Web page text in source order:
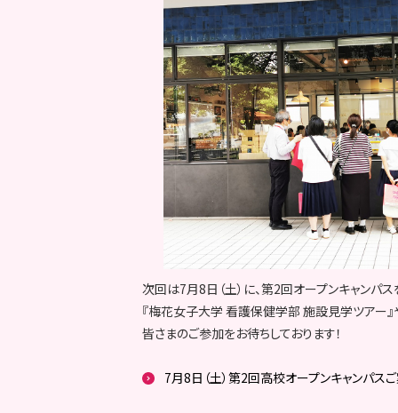
次回は7月8日（土）に、第2回オープンキャンパス
『梅花女子大学 看護保健学部 施設見学ツアー』
皆さまのご参加をお待ちしております！
7月8日（土）第2回高校オープンキャンパス